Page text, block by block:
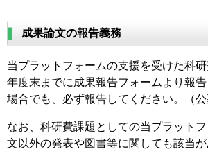
成果論文の報告義務
当プラットフォームの支援を受けた科
年度末までに成果報告フォームより報
場合でも、必ず報告してください。（
なお、科研費課題としての当プラット
文以外の発表や図書等に関しても該当